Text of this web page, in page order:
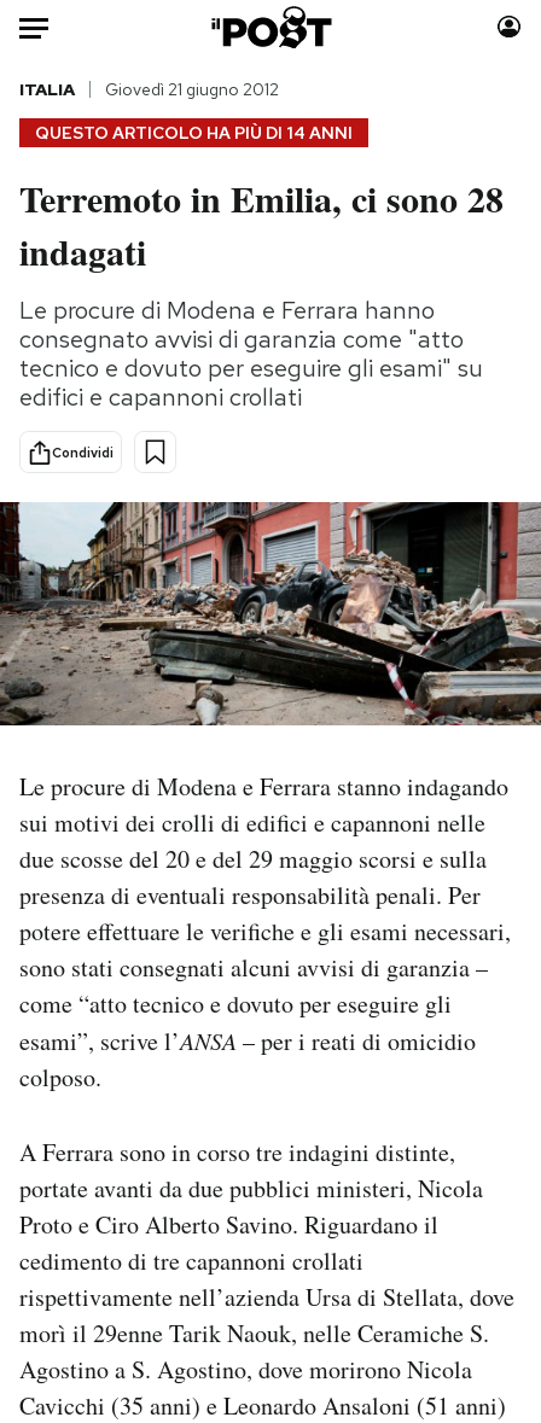
Auto
HOME
Italia
Politica
Tecnologia
Internet
Scienza
Cultura
Economia
Moda
Storie/Idee
Ok Boomer!
Media
PODCAST
NEWSLETTER
SHOP
CALENDARIO
AREA PERSONALE
Area Personale
Hai bisogno di aiuto?
Esci
QUESTO ARTICOLO HA PIÙ DI 14 ANNI
ITALIA Giovedì 21 giugno 2012
Terremoto in Emilia, ci sono 28
indagati
Le procure di Modena e Ferrara hanno
consegnato avvisi di garanzia come "atto
tecnico e dovuto per eseguire gli esami" su
edifici e capannoni crollati
Condividi
Le procure di Modena e Ferrara stanno indagando
sui motivi dei crolli di edifici e capannoni nelle
due scosse del 20 e del 29 maggio scorsi e sulla
presenza di eventuali responsabilità penali. Per
potere effettuare le verifiche e gli esami necessari,
sono stati consegnati alcuni avvisi di garanzia –
come “atto tecnico e dovuto per eseguire gli
esami”, scrive l’ANSA – per i reati di omicidio
colposo.
A Ferrara sono in corso tre indagini distinte,
portate avanti da due pubblici ministeri, Nicola
Proto e Ciro Alberto Savino. Riguardano il
cedimento di tre capannoni crollati
rispettivamente nell’azienda Ursa di Stellata, dove
morì il 29enne Tarik Naouk, nelle Ceramiche S.
Agostino a S. Agostino, dove morirono Nicola
Cavicchi (35 anni) e Leonardo Ansaloni (51 anni)